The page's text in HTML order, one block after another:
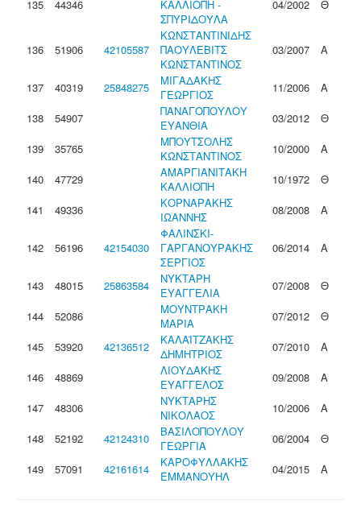
135 44346
ΚΑΛΛΙΟΠΗ -
ΣΠΥΡΙΔΟΥΛΑ
04/2002 Θ
136 51906 42105587
ΚΩΝΣΤΑΝΤΙΝΙΔΗΣ
ΠΑΟΥΛΕΒΙΤΣ
ΚΩΝΣΤΑΝΤΙΝΟΣ
03/2007 Α
137 40319 25848275
ΜΙΓΑΔΑΚΗΣ
ΓΕΩΡΓΙΟΣ
11/2006
Α
138
54907
ΠΑΝΑΓΟΠΟΥΛΟΥ
ΕΥΑΝΘΙΑ
03/2012
Θ
139
35765
ΜΠΟΥΤΣΟΛΗΣ
ΚΩΝΣΤΑΝΤΙΝΟΣ
10/2000
Α
140
47729
ΑΜΑΡΓΙΑΝΙΤΑΚΗ
ΚΑΛΛΙΟΠΗ
10/1972
Θ
141
49336
ΚΟΡΝΑΡΑΚΗΣ
ΙΩΑΝΝΗΣ
08/2008 Α
142 56196 42154030
ΦΑΛΙΝΣΚΙ-
ΓΑΡΓΑΝΟΥΡΑΚΗΣ
ΣΕΡΓΙΟΣ
06/2014 Α
143 48015 25863584
ΝΥΚΤΑΡΗ
ΕΥΑΓΓΕΛΙΑ
07/2008
Θ
144
52086
ΜΟΥΝΤΡΑΚΗ
ΜΑΡΙΑ
07/2012
Θ
145
53920 42136512
ΚΑΛΑΪΤΖΑΚΗΣ
ΔΗΜΗΤΡΙΟΣ
07/2010
Α
146
48869
ΛΙΟΥΔΑΚΗΣ
ΕΥΑΓΓΕΛΟΣ
09/2008
Α
147
48306
ΝΥΚΤΑΡΗΣ
ΝΙΚΟΛΑΟΣ
10/2006
Α
148
52192 42124310
ΒΑΣΙΛΟΠΟΥΛΟΥ
ΓΕΩΡΓΙΑ
06/2004
Θ
149
57091 42161614
ΚΑΡΟΦΥΛΛΑΚΗΣ
ΕΜΜΑΝΟΥΗΛ
04/2015 Α